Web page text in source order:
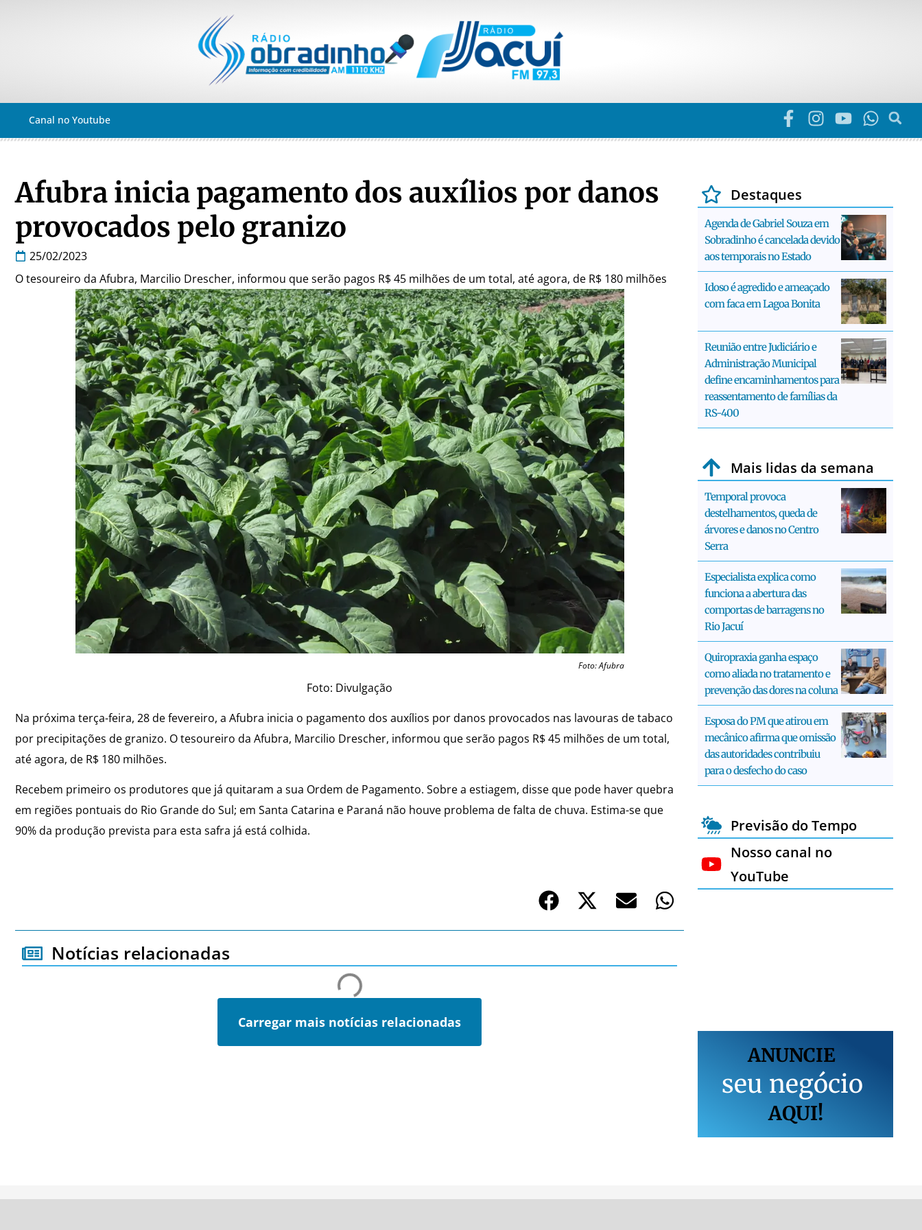
Canal no Youtube
Afubra inicia pagamento dos auxílios por danos
provocados pelo granizo
25/02/2023
O tesoureiro da Afubra, Marcilio Drescher, informou que serão pagos R$ 45 milhões de um total, até agora, de R$ 180 milhões
Foto: Afubra
Foto: Divulgação
Na próxima terça-feira, 28 de fevereiro, a Afubra inicia o pagamento dos auxílios por danos provocados nas lavouras de tabaco
por precipitações de granizo. O tesoureiro da Afubra, Marcilio Drescher, informou que serão pagos R$ 45 milhões de um total,
até agora, de R$ 180 milhões.
Recebem primeiro os produtores que já quitaram a sua Ordem de Pagamento. Sobre a estiagem, disse que pode haver quebra
em regiões pontuais do Rio Grande do Sul; em Santa Catarina e Paraná não houve problema de falta de chuva. Estima-se que
90% da produção prevista para esta safra já está colhida.
Notícias relacionadas
Carregar mais notícias relacionadas
Destaques
Agenda de Gabriel Souza em
Sobradinho é cancelada devido
aos temporais no Estado
Idoso é agredido e ameaçado
com faca em Lagoa Bonita
Reunião entre Judiciário e
Administração Municipal
define encaminhamentos para
reassentamento de famílias da
RS-400
Mais lidas da semana
Temporal provoca
destelhamentos, queda de
árvores e danos no Centro
Serra
Especialista explica como
funciona a abertura das
comportas de barragens no
Rio Jacuí
Quiropraxia ganha espaço
como aliada no tratamento e
prevenção das dores na coluna
Esposa do PM que atirou em
mecânico afirma que omissão
das autoridades contribuiu
para o desfecho do caso
Previsão do Tempo
Nosso canal no
YouTube
ANUNCIE
seu negócio
AQUI!